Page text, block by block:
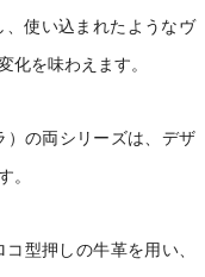
、使い込まれたようなヴ
化を味わえます。
）の両シリーズは、デザ
。
型押しの牛革を用い、